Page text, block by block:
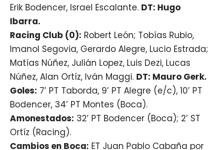
Erik Bodencer, Israel Escalante. DT: Hugo
Ibarra.
Racing Club (0): Robert León; Tobías Rubio,
Imanol Segovia, Gerardo Alegre, Lucio Estrada;
Matías Núñez, Julián Lopez, Luis Dezi, Lucas
Núñez, Alan Ortíz, Iván Maggi. DT: Mauro Gerk.
Goles: 7’ PT Taborda, 9’ PT Alegre (e/c), 10’ PT
Bodencer, 34’ PT Montes (Boca).
Amonestados: 32’ PT Bodencer (Boca); 2’ ST
Ortíz (Racing).
Cambios en Boca: ET Juan Pablo Cabaña por